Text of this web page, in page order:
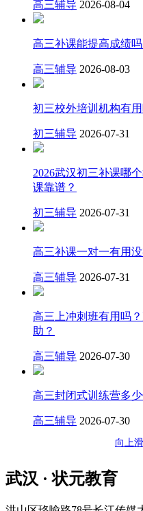
高三辅导 2026-08-04
高三补课能提高成绩
高三辅导 2026-08-03
初三校外培训机构有
初三辅导 2026-07-31
2026武汉初三补课哪
课靠谱？
初三辅导 2026-07-31
高三补课一对一有用
高三辅导 2026-07-31
高三上冲刺班有用吗
助？
高三辅导 2026-07-30
高三封闭式训练营多
高三辅导 2026-07-30
向上
武汉 · 状元教育